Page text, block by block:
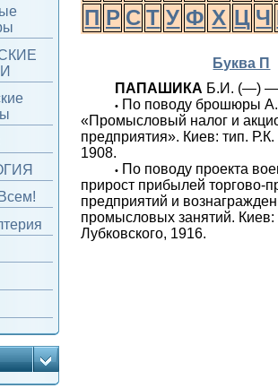
П Р С Т У Ф Х Ц Ч
Буква П
ПАПАШИКА Б.И. (—) —
• По поводу брошюры
«Промысловый налог и
предприятия». Киев: тип. Р.К.
1908.
• По поводу проекта
прирост прибылей
предприятий и
промысловых занятий. Киев:
Лубковского, 1916.